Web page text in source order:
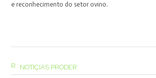
e reconhecimento do setor ovino.
NOTIÇIAS PRODER